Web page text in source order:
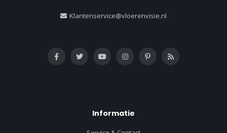
Klantenservice@vloerenvisie.nl
Informatie